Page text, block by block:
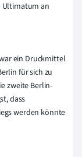
Ultimatum an
ein Druckmittel
für sich zu
zweite Berlin-
dass
werden könnte